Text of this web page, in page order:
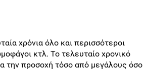
χρόνια όλο και περισσότεροι
κτλ. Το τελευταίο χρονικό
την προσοχή τόσο από μεγάλους όσο